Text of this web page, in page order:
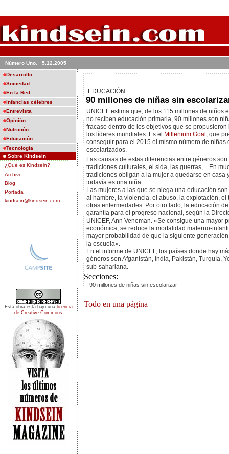
Número Uno. 5.12.2005
Desarrollo
Sociedad
En la Red
Infancias célebres
Entrevista
Opinión
Nutrición
Educación
Tecnología
Sobre Kindsein
¿Qué es Kindsein?
Archivo
Blog
Portada
kindsein@kindsein.com
Esta obra está bajo una licencia
de Creative Commons
EDUCACIÓN
90 millones de niñas sin
UNICEF estima que, de los 115 millones de niños
no reciben educación primaria, 90 millones son
fracaso dentro de los objetivos que se propusieron
los líderes mundiales. Es el Millenium Goal , que
conseguir para el 2015 el mismo número de niñas
escolarizados.
Las causas de estas diferencias entre géneros
tradiciones culturales, el sida, las guerras,... En
tradiciones obligan a la mujer a quedarse en casa
todavía es una niña.
Las mujeres a las que se niega una educación
al hambre, la violencia, el abuso, la explotación, el
otras enfermedades. Por otro lado, la educación
garantía para el progreso nacional, según la
UNICEF, Ann Veneman. «Se consigue una mayor
económica, se reduce la mortalidad materno-
mayor probabilidad de que la siguiente
la escuela».
En el informe de UNICEF, los países donde hay
géneros son Afganistán, India, Pakistán, Turquía,
sub-sahariana.
Secciones:
. 90 millones de niñas sin escolarizar
Todo en una página